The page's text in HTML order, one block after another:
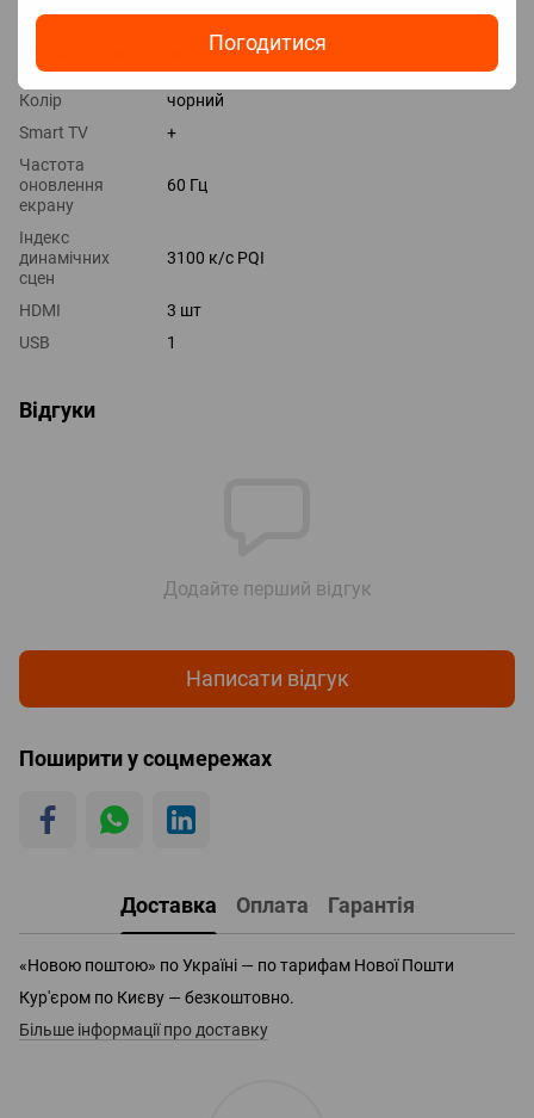
Погодитися
Колір
чорний
Smart TV
+
Частота
оновлення
екрану
60 Гц
Індекс
динамічних
сцен
3100 к/с PQI
HDMI
3 шт
USB
1
Відгуки
Додайте перший відгук
Написати відгук
Поширити у соцмережах
Доставка Оплата Гарантія
«Новою поштою» по Україні — по тарифам Нової Пошти
Кур'єром по Києву — безкоштовно.
Більше інформації про доставку